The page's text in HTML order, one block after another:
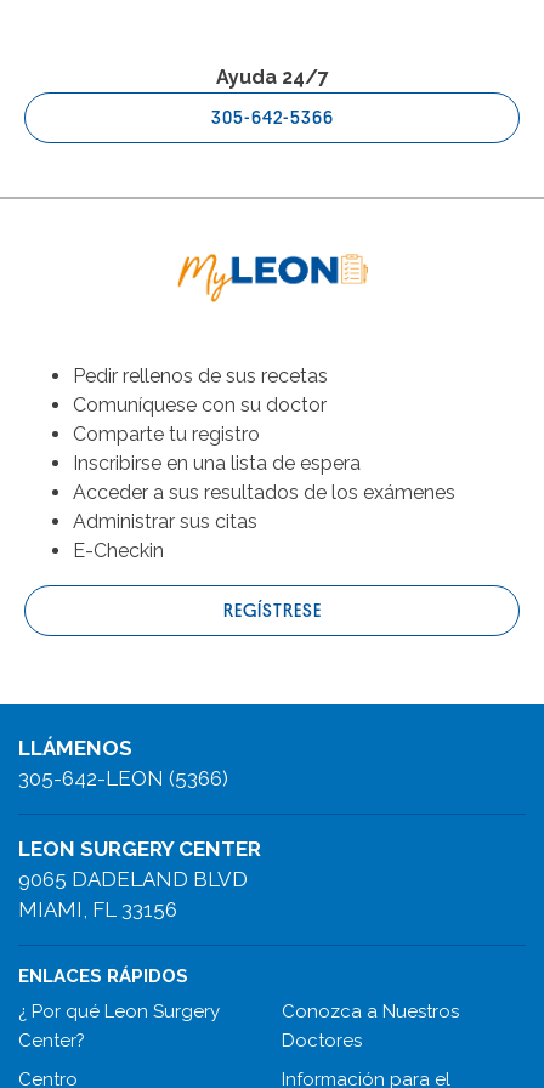
Ayuda 24/7
305-642-5366
Pedir rellenos de sus recetas
Comuníquese con su doctor
Comparte tu registro
Inscribirse en una lista de espera
Acceder a sus resultados de los exámenes
Administrar sus citas
E-Checkin
REGÍSTRESE
LLÁMENOS
305-642-LEON (5366)
LEON SURGERY CENTER
9065 DADELAND BLVD
MIAMI, FL 33156
ENLACES RÁPIDOS
¿ Por qué Leon Surgery
Center?
Centro
Conozca a Nuestros
Doctores
Información para el